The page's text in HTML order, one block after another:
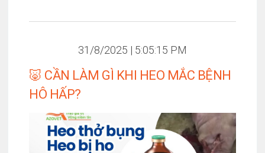
31/8/2025 | 5:05:15 PM
🐷 CẦN LÀM GÌ KHI HEO MẮC BỆNH
HÔ HẤP?